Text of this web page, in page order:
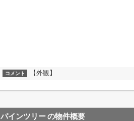
コメント 【外観】
パインツリーの物件概要